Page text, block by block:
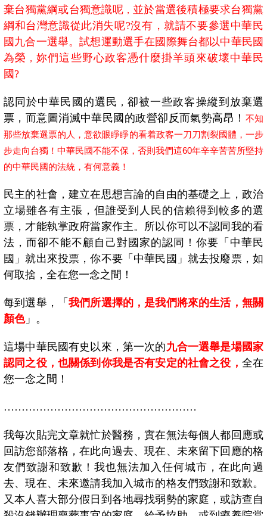
棄台獨黨綱或台獨意識呢， 並於當選後積極要求台獨黨
綱和台灣意識從此消失呢?沒有，就請不要參選中華民
國九合一選舉。試想運動選手在國際舞台都以中華民國
為榮 ，妳們這些野心政客憑什麼掛羊頭來破壞中華民
國?
認同於中華民國的選民 ，卻被一些政客操縱到放棄選
票，而意圖消滅中華民國的政營卻反而氣勢高昂！ 不知
那些放棄選票的人，意欲眼睜睜的看着政客一刀刀割裂國體，一步
步走向台獨！中華民國不能不保，否則我們這60年辛辛苦苦所堅持
的中華民國的法統，有何意義！
民主的社會，建立在思想言論的自由的基礎之上，政治
立場雖各有主張，但誰受到人民的信賴得到較多的選
票，才能執掌政府當家作主。所以你可以不認同我的看
法，而卻不能不顧自己對國家的認同！你要「中華民
國」就出來投票，你不要「中華民國」就去投廢票，如
何取捨，全在您一念之間！
每到選舉，「我們所選擇的，是我們將來的生活，無關
顏色」。
這場中華民國有史以來，第一次的九合一選舉是場國家
認同之役，也關係到你我是否有安定的社會之役， 全在
您一念之間！
………………………………………………
我每次貼完文章就忙於醫務，實在無法每個人都回應或
回訪您部落格，在此向過去、現在、未來留下回應的格
友們致謝和致歉！我也無法加入任何城市，在此向過
去、現在、未來邀請我加入城市的格友們致謝和致歉。
又本人喜大部分假日到各地尋找弱勢的家庭，或訪查自